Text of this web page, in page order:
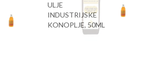
ULJE
INDUSTRIJSKE
KONOPLJE, 50ML